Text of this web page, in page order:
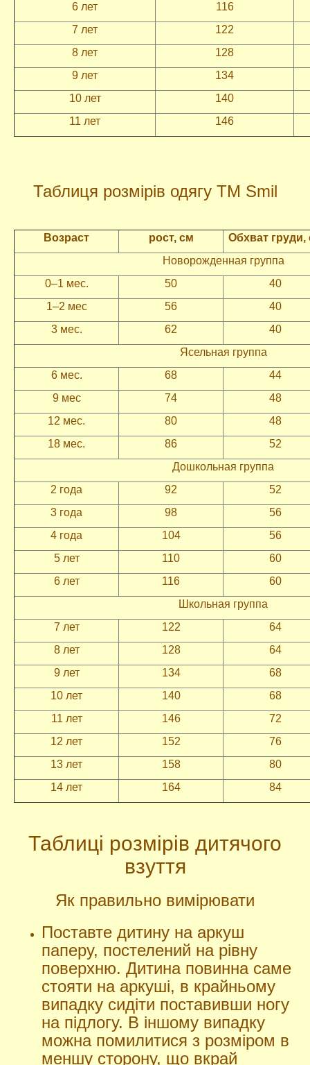
6 лет
116
7 лет
122
8 лет
128
9 лет
134
10 лет
140
11 лет
146
Таблиця розмірів одягу ТМ Smil
Возраст рост, см
Обхват груди,
Новорожденная группа
0–1 мес.
50
40
1–2 мес
56
40
3 мес.
62
40
Ясельная группа
6 мес.
68
44
9 мес
74
48
12 мес.
80
48
18 мес.
86
52
Дошкольная группа
2 года
92
52
3 года
98
56
4 года
104
56
5 лет
110
60
6 лет
116
60
Школьная группа
7 лет
122
64
8 лет
128
64
9 лет
134
68
10 лет
140
68
11 лет
146
72
12 лет
152
76
13 лет
158
80
14 лет
164 84
Таблиці розмірів дитячого
взуття
Як правильно вимірювати
Поставте дитину на аркуш
паперу, постелений на рівну
поверхню. Дитина повинна саме
стояти на аркуші, в крайньому
випадку сидіти поставивши ногу
на підлогу. В іншому випадку
можна помилитися з розміром в
меншу сторону, що вкрай